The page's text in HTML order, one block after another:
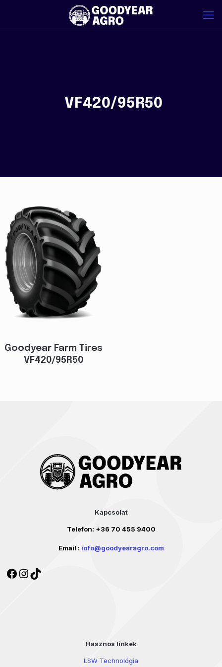
VF420/95R50
Goodyear Farm Tires
VF420/95R50
Kapcsolat
Telefon: +36 70 455 9400
Email : info@goodyearagro.com
Facebook
Instagram
TikTok
Hasznos linkek
LSW Technológia